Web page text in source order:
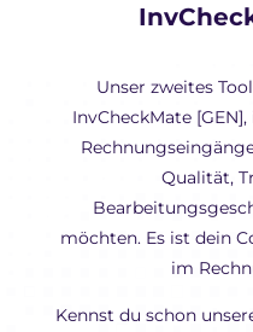
Unser zweites
InvCheckMate
Qualität,
möchten. Es ist dein
im
Kennst du schon